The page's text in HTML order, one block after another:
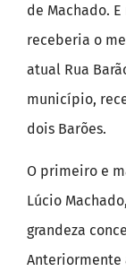
de Machado.
receberia o
atual Rua
município,
dois Barões.
O primeiro e
Lúcio
grandeza
Anteriormente